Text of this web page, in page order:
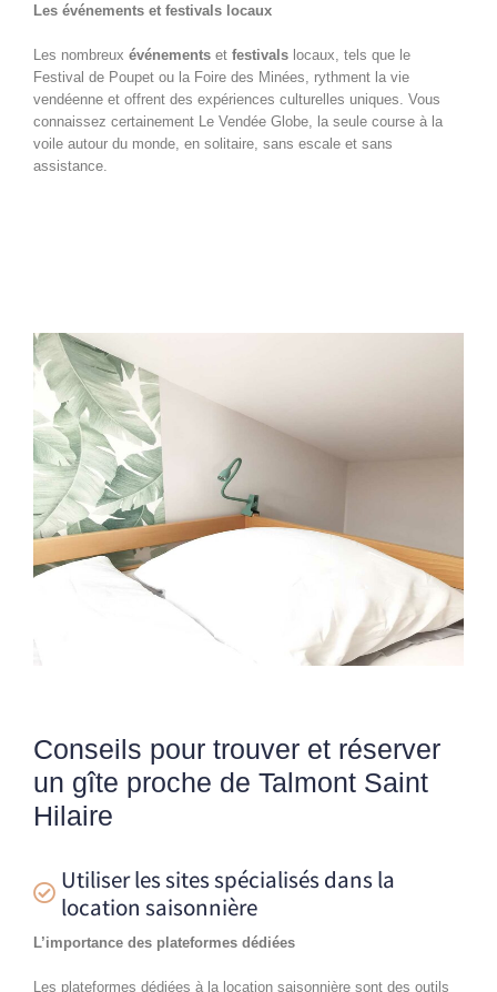
Les événements et festivals locaux
Les nombreux événements et festivals locaux, tels que le
Festival de Poupet ou la Foire des Minées, rythment la vie
vendéenne et offrent des expériences culturelles uniques. Vous
connaissez certainement Le Vendée Globe, la seule course à la
voile autour du monde, en solitaire, sans escale et sans
assistance.
Conseils pour trouver et réserver
un gîte proche de Talmont Saint
Hilaire
Utiliser les sites spécialisés dans la
location saisonnière
L’importance des plateformes dédiées
Les plateformes dédiées à la location saisonnière sont des outils